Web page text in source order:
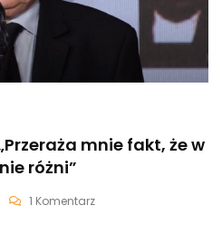
mnie fakt, że w
różni”
1 KomentarzDo